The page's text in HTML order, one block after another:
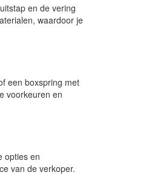
en de vering
waardoor je
een boxspring met
voorkeuren en
opties en
van de verkoper.